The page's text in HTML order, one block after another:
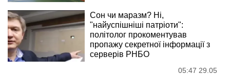
Сон чи маразм? Ні,
"найуспішніші патріоти":
політолог прокоментував
пропажу секретної інформації з
серверів РНБО
05:47 29.05